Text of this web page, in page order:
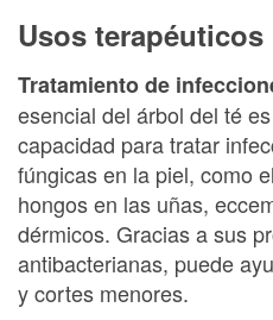
Usos terapéuticos
Tratamiento de
esencial del árbol del té
capacidad para tratar
fúngicas en la piel, como
hongos en las uñas,
dérmicos. Gracias a sus
antibacterianas, puede
y cortes menores.